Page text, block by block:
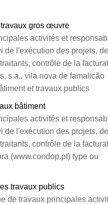
gros œuvre
activités et
de l'exécution des projets,
contrôle de la
s.a., vila nova de famalicão
et travaux publics
bâtiment
activités et
de l'exécution des projets,
contrôle de la
(www.condop.pt) type ou
travaux publics
de travaux principales